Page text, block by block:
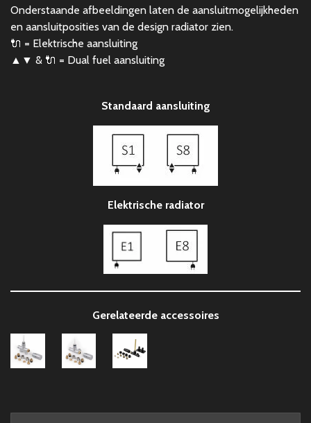
Onderstaande afbeeldingen laten de aansluitmogelijkheden
en aansluitposities van de design radiator zien.
🔌 = Elektrische aansluiting
▲▼ & 🔌 = Dual fuel aansluiting
Standaard aansluiting
Elektrische radiator
Gerelateerde accessoires